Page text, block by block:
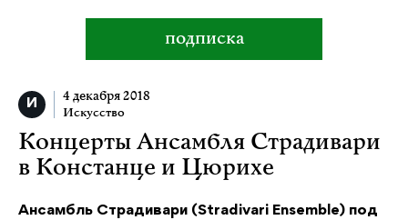
подписка
4 декабря 2018
Искусство
Концерты Ансамбля Страдивари
в Констанце и Цюрихе
Ансамбль Страдивари (Stradivari Ensemble) под